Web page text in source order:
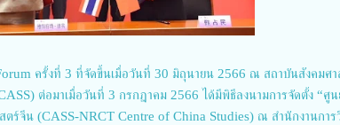
ครั้งที่ 3 ที่จัดขึ้นเมื่อวันที่ 30 มิถุนายน 2566 ณ สถาบันสังคมศ
ต่อมาเมื่อวันที่ 3 กรกฎาคม 2566 ได้มีพิธีลงนามการจัดตั้ง “ศูน
ตร์จีน (CASS-NRCT Centre of China Studies) ณ สำนักงานการ